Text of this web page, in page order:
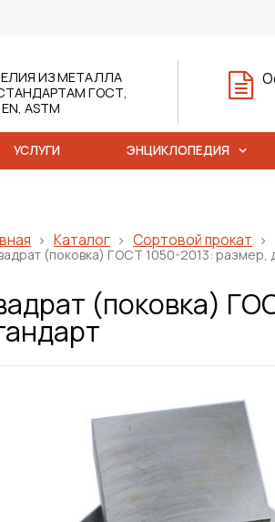
ИЗ МЕТАЛЛА
ГОСТ,
ASTM
УСЛУГИ ЭНЦИКЛОПЕДИЯ
Каталог Сортовой прокат
(поковка) ГОСТ 1050-2013: размер,
(поковка)